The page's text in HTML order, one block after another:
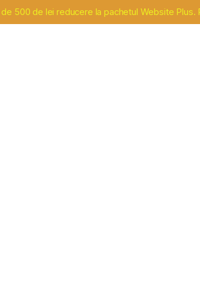
500 de lei reducere la pachetul Website